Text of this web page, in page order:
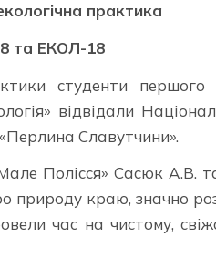
практика
та ЕКОЛ-18
студенти першого
відвідали
Славутчини».
Полісся» Сасюк А.В.
краю, значно
час на чистому,